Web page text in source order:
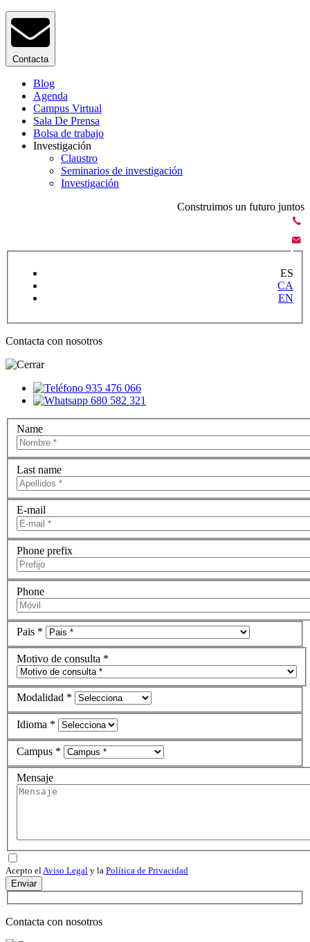
Contacta
Blog
Agenda
Campus Virtual
Sala De Prensa
Bolsa de trabajo
Investigación
Claustro
Seminarios de investigación
Investigación
Construimos un futuro juntos
ES
CA
EN
Contacta con nosotros
935 476 066
680 582 321
Name
Last name
E-mail
Phone prefix
Phone
Pais *
Motivo de consulta *
Modalidad *
Idioma *
Campus *
Mensaje
Acepto elAviso Legal y la Política de Privacidad
Enviar
Contacta con nosotros